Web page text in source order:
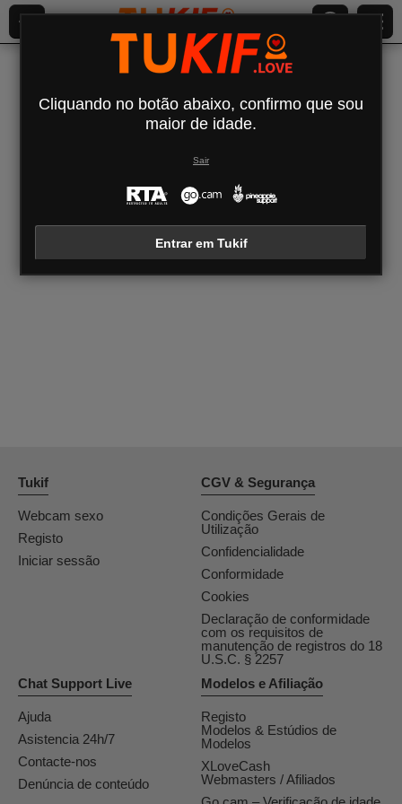
Últimos modelos vistos
O seu histórico de chat está vazio
Rodalinda
Tukif
Webcam sexo
Registo
Iniciar sessão
CGV & Segurança
Condições Gerais de
Utilização
Confidencialidade
Conformidade
Cookies
Declaração de conformidade
com os requisitos de
manutenção de registros do 18
U.S.C. § 2257
Chat Support Live
Ajuda
Asistencia 24h/7
Contacte-nos
Denúncia de conteúdo
Modelos e Afiliação
Registo
Modelos & Estúdios de
Modelos
XLoveCash
Webmasters / Afiliados
Cliquando no botão abaixo, confirmo que sou
maior de idade.
Sair
Entrar em Tukif